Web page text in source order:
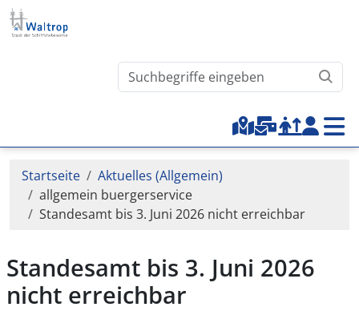
Direkt zum Inhalt
Waltrop.de durchsuchen
Top-Menu
Pfadnavigation
Startseite
Aktuelles (Allgemein)
allgemein buergerservice
Standesamt bis 3. Juni 2026 nicht erreichbar
Standesamt bis 3. Juni 2026
nicht erreichbar